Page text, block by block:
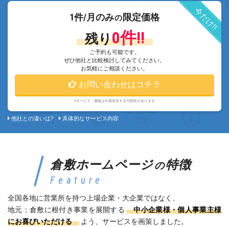
今だけ!!
1件/月のみの限定価格
残り0件!!
ご予約も可能です。
ぜひ他社と比較検討してみてください。
お気軽にご相談ください。
お問い合わせはコチラ
※サービス・価格は今後改定する可能性があります
他社との違いは? 具体的なサービス内容
倉敷ホームページの特徴
Feature
全国各地に営業所を持つ上場企業・大企業ではなく、
地元：倉敷に根付き事業を展開する
中小企業様・個人事業主様
にお喜びいただける
よう、サービスを画策しました。